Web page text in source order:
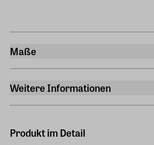
Maße
Länge
20,40 cm
Höhe
1 cm
Weitere Informationen
Originalsprache
Produkt im Detail